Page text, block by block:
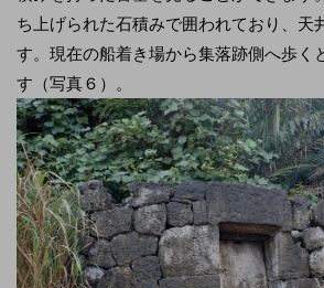
ち上げられた石積みで囲われており、天
す。現在の船着き場から集落跡側へ歩く
す（写真６）。